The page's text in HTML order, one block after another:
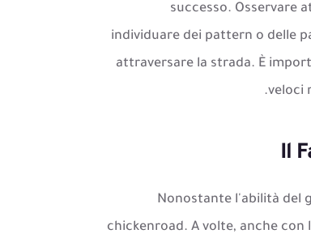
successo. Osservare
individuare dei pattern o delle
attraversare la strada. È
veloci
Il
Nonostante l'abilità del
chickenroad. A volte, anche